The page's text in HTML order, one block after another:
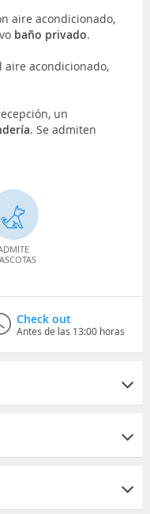
aire acondicionado,
baño privado.
aire acondicionado,
un
. Se admiten
Check out
Antes de las 13:00 horas